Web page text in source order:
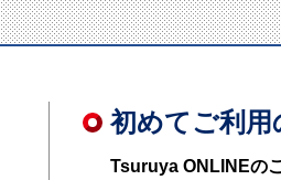
初めてご利用
Tsuruya ONLINEの